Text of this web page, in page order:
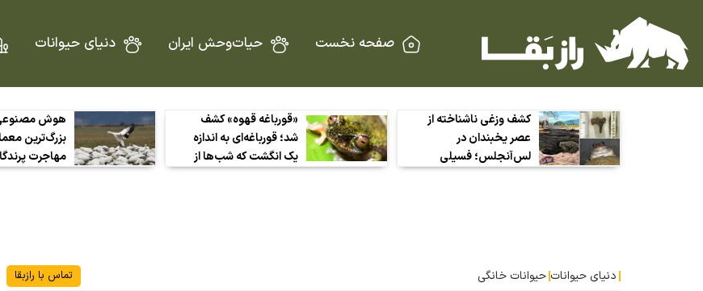
صفحه نخست حیات‌وحش ایران دنیای حیوانات
کشف وزغی ناشناخته از
عصر یخبندان در
لس‌آنجلس؛ فسیلی
«قورباغه قهوه» کشف
شد؛ قورباغه‌ای به اندازه
یک انگشت که شب‌ها از
هوش
بزرگ‌ترین
مهاجرت
دنیای حیوانات حیوانات خانگی تماس با رازبقا